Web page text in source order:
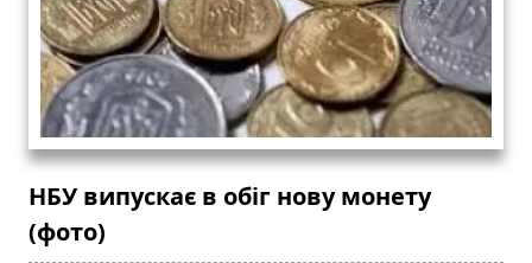
НБУ випускає в обіг нову монету
(фото)